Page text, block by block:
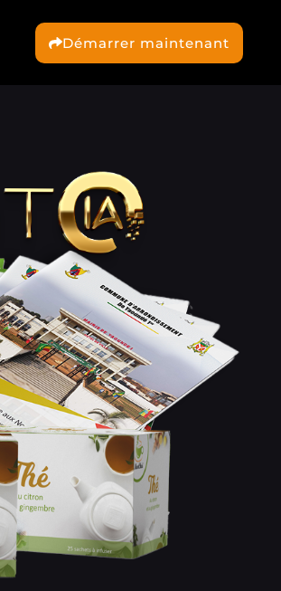
Démarrer maintenant